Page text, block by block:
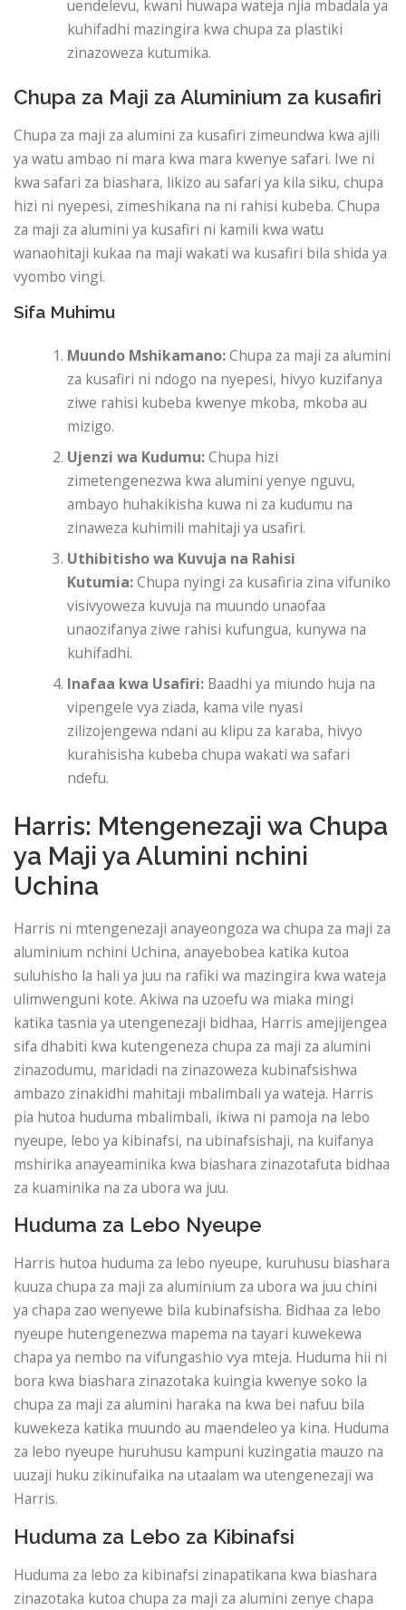
uendelevu, kwani huwapa wateja njia mbadala ya
kuhifadhi mazingira kwa chupa za plastiki
zinazoweza kutumika.
Chupa za Maji za Aluminium za kusafiri
Chupa za maji za alumini za kusafiri zimeundwa kwa ajili
ya watu ambao ni mara kwa mara kwenye safari. Iwe ni
kwa safari za biashara, likizo au safari ya kila siku, chupa
hizi ni nyepesi, zimeshikana na ni rahisi kubeba. Chupa
za maji za alumini ya kusafiri ni kamili kwa watu
wanaohitaji kukaa na maji wakati wa kusafiri bila shida ya
vyombo vingi.
Sifa Muhimu
Muundo Mshikamano:Chupa za maji za alumini
za kusafiri ni ndogo na nyepesi, hivyo kuzifanya
ziwe rahisi kubeba kwenye mkoba, mkoba au
mizigo.
Ujenzi wa Kudumu:Chupa hizi
zimetengenezwa kwa alumini yenye nguvu,
ambayo huhakikisha kuwa ni za kudumu na
zinaweza kuhimili mahitaji ya usafiri.
Uthibitisho wa Kuvuja na Rahisi
Kutumia:Chupa nyingi za kusafiria zina vifuniko
visivyoweza kuvuja na muundo unaofaa
unaozifanya ziwe rahisi kufungua, kunywa na
kuhifadhi.
Inafaa kwa Usafiri: Baadhi ya miundo huja na
vipengele vya ziada, kama vile nyasi
zilizojengewa ndani au klipu za karaba, hivyo
kurahisisha kubeba chupa wakati wa safari
ndefu.
Harris: Mtengenezaji wa Chupa
ya Maji ya Alumini nchini
Uchina
Harris ni mtengenezaji anayeongoza wa chupa za maji za
aluminium nchini Uchina, anayebobea katika kutoa
suluhisho la hali ya juu na rafiki wa mazingira kwa wateja
ulimwenguni kote. Akiwa na uzoefu wa miaka mingi
katika tasnia ya utengenezaji bidhaa, Harris amejijengea
sifa dhabiti kwa kutengeneza chupa za maji za alumini
zinazodumu, maridadi na zinazoweza kubinafsishwa
ambazo zinakidhi mahitaji mbalimbali ya wateja. Harris
pia hutoa huduma mbalimbali, ikiwa ni pamoja na lebo
nyeupe, lebo ya kibinafsi, na ubinafsishaji, na kuifanya
mshirika anayeaminika kwa biashara zinazotafuta bidhaa
za kuaminika na za ubora wa juu.
Huduma za Lebo Nyeupe
Harris hutoa huduma za lebo nyeupe, kuruhusu biashara
kuuza chupa za maji za aluminium za ubora wa juu chini
ya chapa zao wenyewe bila kubinafsisha. Bidhaa za lebo
nyeupe hutengenezwa mapema na tayari kuwekewa
chapa ya nembo na vifungashio vya mteja. Huduma hii ni
bora kwa biashara zinazotaka kuingia kwenye soko la
chupa za maji za alumini haraka na kwa bei nafuu bila
kuwekeza katika muundo au maendeleo ya kina. Huduma
za lebo nyeupe huruhusu kampuni kuzingatia mauzo na
uuzaji huku zikinufaika na utaalam wa utengenezaji wa
Harris.
Huduma za Lebo za Kibinafsi
Huduma za lebo za kibinafsi zinapatikana kwa biashara
zinazotaka kutoa chupa za maji za alumini zenye chapa